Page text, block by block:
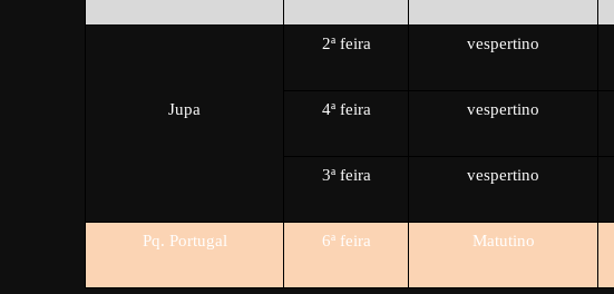
Jupa
2ª feira vespertino
4ª feira vespertino
3ª feira vespertino
Pq. Portugal 6ª feira Matutino